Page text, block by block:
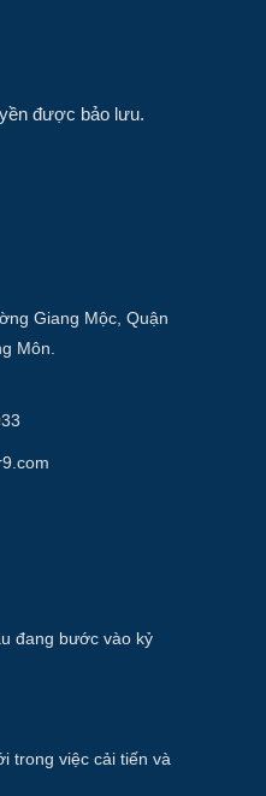
được bảo lưu.
Giang Mộc, Quận
Môn.
đang bước vào kỷ
trong việc cải tiến và